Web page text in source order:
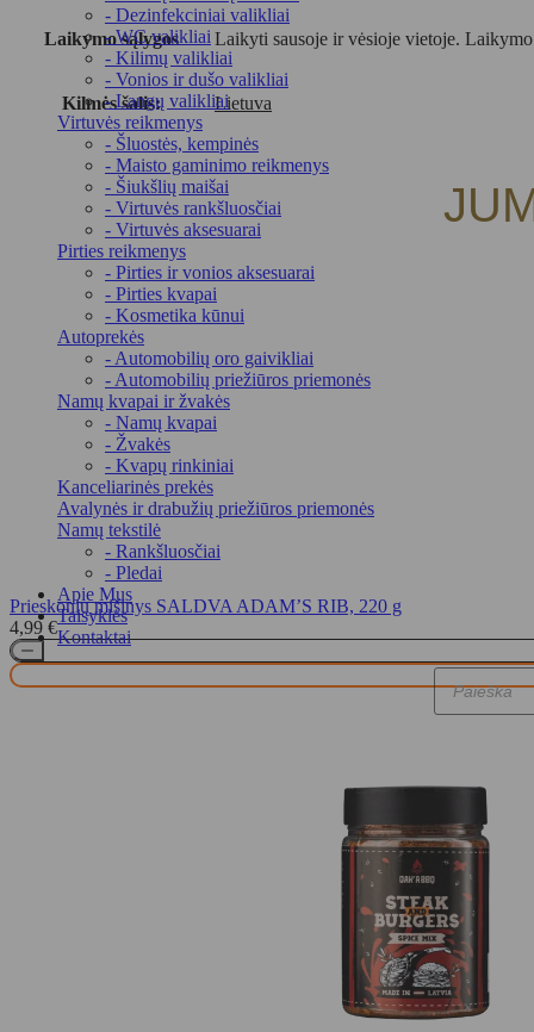
- Dezinfekciniai valikliai
- WC valikliai
- Kilimų valikliai
- Vonios ir dušo valikliai
- Langų valikliai
Virtuvės reikmenys
- Šluostės, kempinės
- Maisto gaminimo reikmenys
- Šiukšlių maišai
- Virtuvės rankšluosčiai
- Virtuvės aksesuarai
Pirties reikmenys
- Pirties ir vonios aksesuarai
- Pirties kvapai
- Kosmetika kūnui
Autoprekės
- Automobilių oro gaivikliai
- Automobilių priežiūros priemonės
Namų kvapai ir žvakės
- Namų kvapai
- Žvakės
- Kvapų rinkiniai
Kanceliarinės prekės
Avalynės ir drabužių priežiūros priemonės
Namų tekstilė
- Rankšluosčiai
- Pledai
Apie Mus
Taisyklės
Kontaktai
Products
search
Laikymo sąlygos Laikyti sausoje ir vėsioje vietoje.
Kilmės šalis: Lietuva
Prieskonių mišinys SALDVA ADAM’S RIB, 220 g
4,99 €